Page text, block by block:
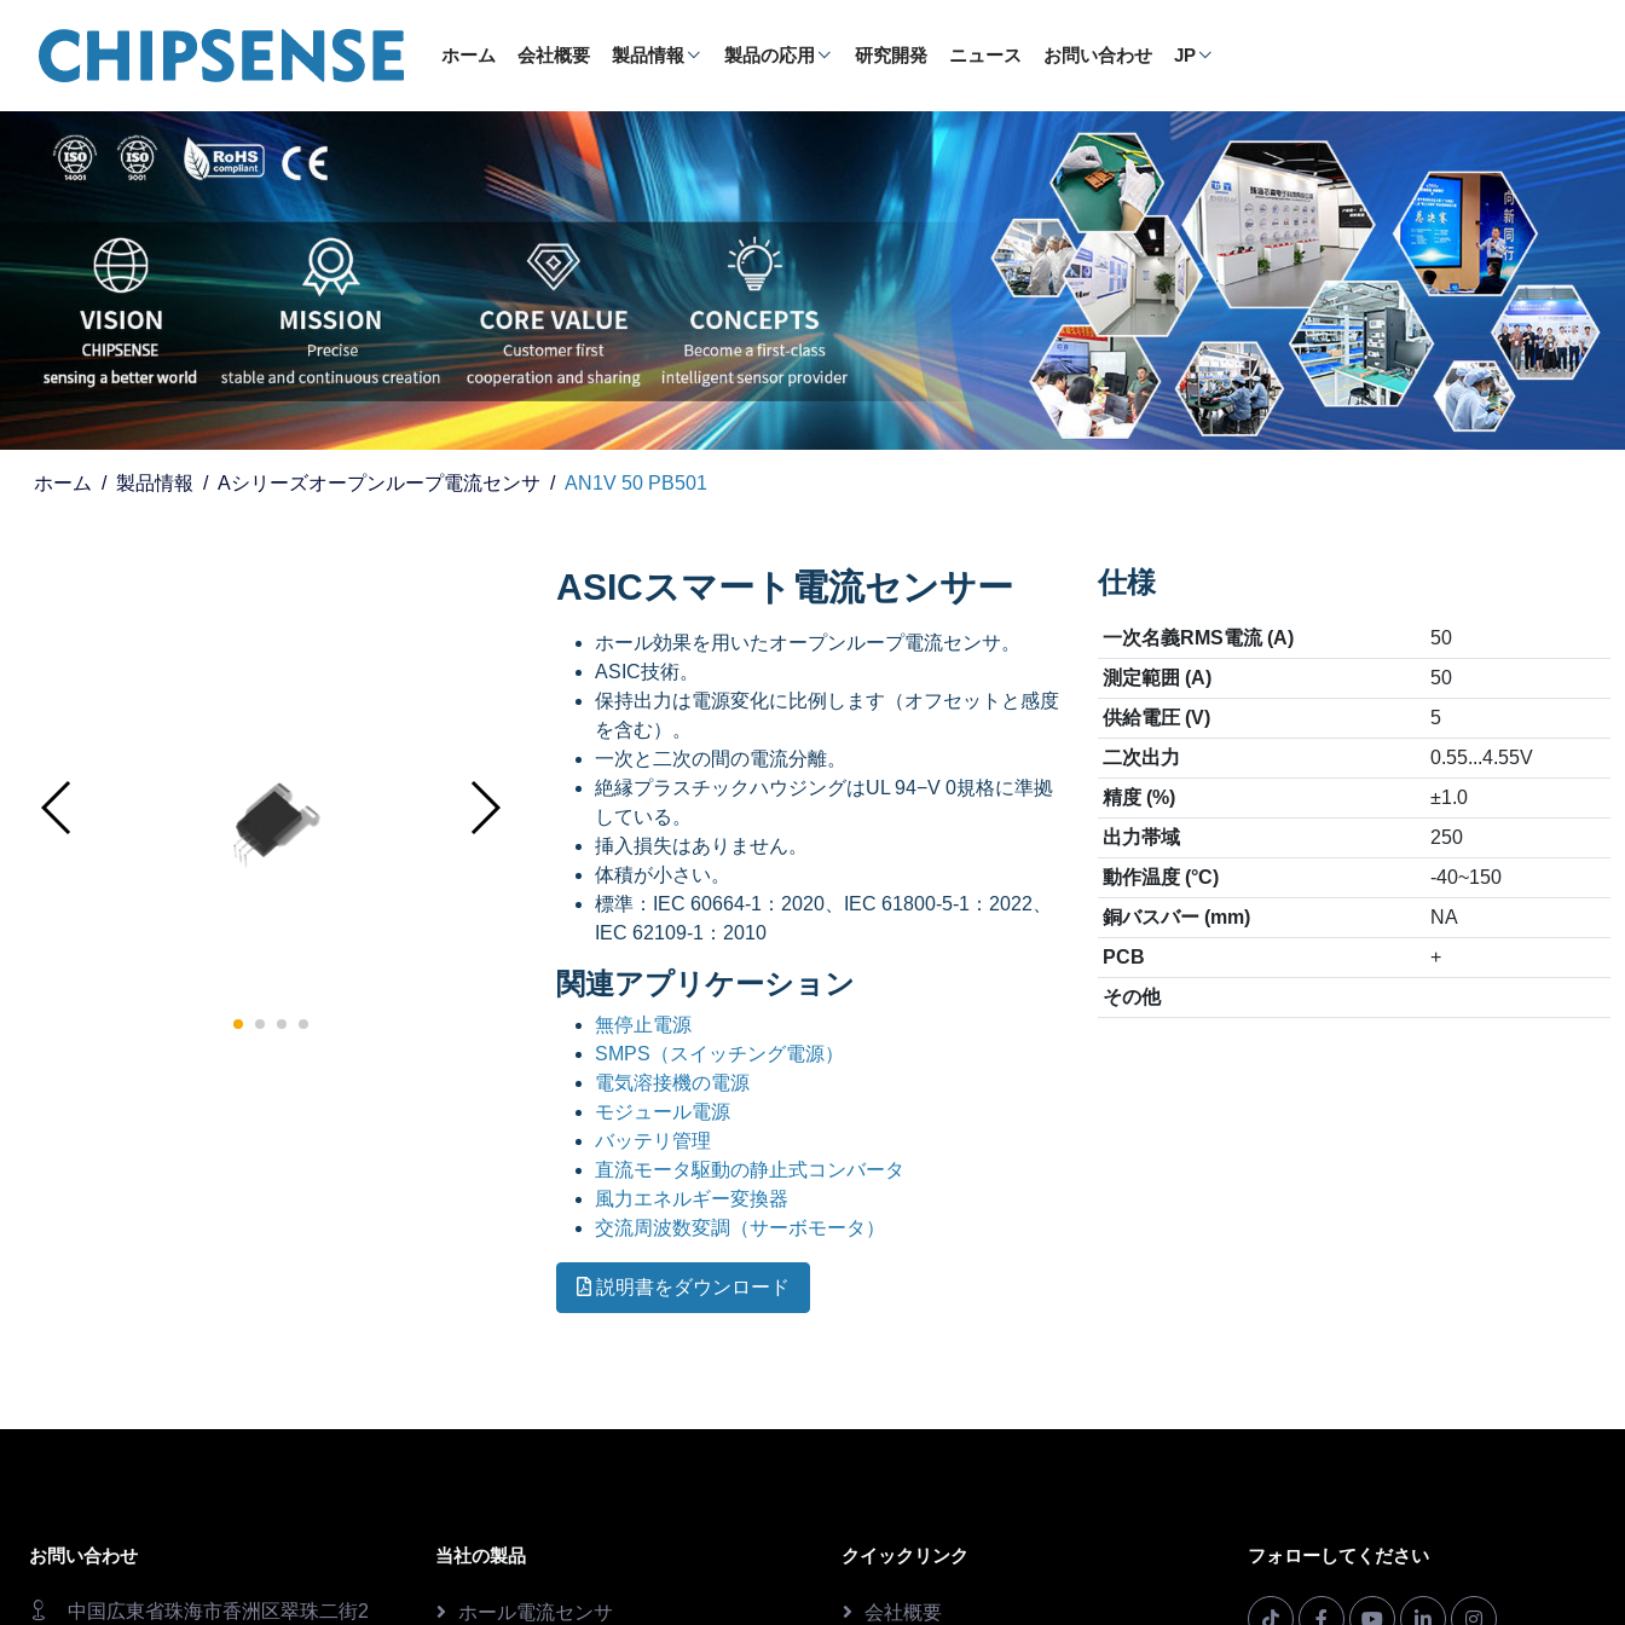
ホーム 会社概要 製品情報 製品の応用 研究開発 ニュース お問い合わせ JP
ホーム 製品情報 Aシリーズオープンループ電流センサ AN1V 50 PB501
ASICスマート電流センサー
ホール効果を用いたオープンループ電流センサ。
ASIC技術。
保持出力は電源変化に比例します（オフセットと感度
を含む）。
一次と二次の間の電流分離。
絶縁プラスチックハウジングはUL 94−V 0規格に準拠
している。
挿入損失はありません。
体積が小さい。
標準：IEC 60664-1：2020、IEC 61800-5-1：2022、
IEC 62109-1：2010
関連アプリケーション
無停止電源
SMPS（スイッチング電源）
電気溶接機の電源
モジュール電源
バッテリ管理
直流モータ駆動の静止式コンバータ
風力エネルギー変換器
交流周波数変調（サーボモータ）
説明書をダウンロード
仕様
一次名義RMS電流 (A)
50
測定範囲 (A)
50
供給電圧 (V)
5
二次出力
0.55...4.55V
精度 (%)
±1.0
出力帯域
250
動作温度 (°C)
-40~150
銅バスバー (mm)
NA
PCB
+
その他
お問い合わせ
中国広東省珠海市香洲区翠珠二街2
当社の製品
ホール電流センサ
クイックリンク
会社概要
フォローしてください